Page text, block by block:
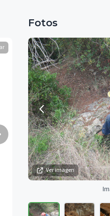
Fotos
Ver imagen